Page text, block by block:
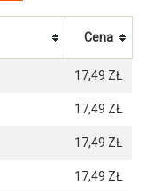
Cena
17,49 ZŁ
17,49 ZŁ
17,49 ZŁ
17,49 ZŁ